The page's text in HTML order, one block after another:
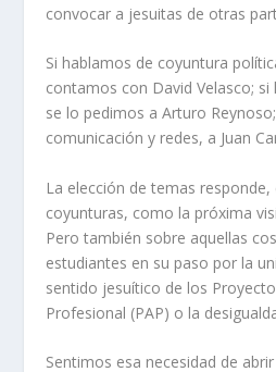
convocar a jesuitas de otras
Si hablamos de coyuntura
contamos con David Velasco;
se lo pedimos a Arturo
comunicación y redes, a Juan
La elección de temas responde,
coyunturas, como la próxima
Pero también sobre aquellas
estudiantes en su paso por la
sentido jesuítico de los
Profesional (PAP) o la
Sentimos esa necesidad de